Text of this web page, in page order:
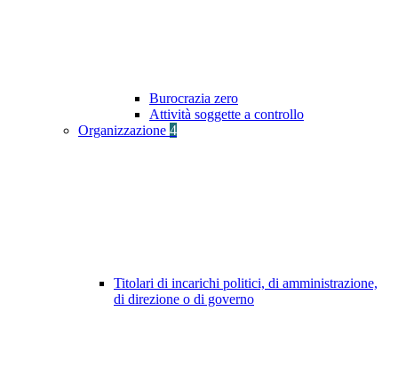
Burocrazia zero
Attività soggette a controllo
Organizzazione 4
Titolari di incarichi politici, di amministrazione,
di direzione o di governo